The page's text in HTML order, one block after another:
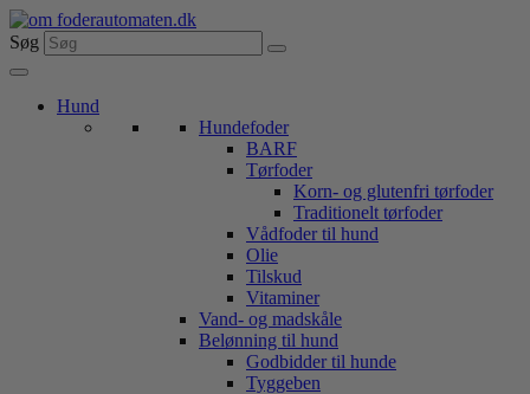
Videre
til
indhold
Søg
Hund
Hundefoder
BARF
Tørfoder
Korn- og glutenfri tørfoder
Traditionelt tørfoder
Vådfoder til hund
Olie
Tilskud
Vitaminer
Vand- og madskåle
Belønning til hund
Godbidder til hunde
Tyggeben